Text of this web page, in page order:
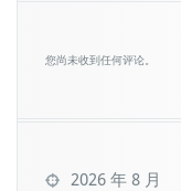
您尚未收到任何评论。
2026 年 8 月